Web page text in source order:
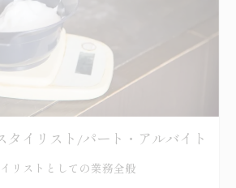
タイリスト/パート・アルバイト
リストとしての業務全般